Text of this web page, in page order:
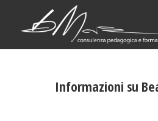
Informazioni su